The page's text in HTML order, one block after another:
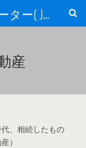
住生活コーディネーター( JSC )
産
、相続したもの
）